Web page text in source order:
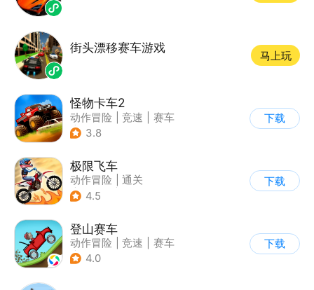
街头漂移赛车游戏
马上玩
怪物卡车2
动作冒险 竞速
赛车
| 卡通
3.8
下载
极限飞车
动作冒险
通关
| 摩托车
4.5
下载
登山赛车
动作冒险 竞速
赛车
| 卡通
4.0
下载